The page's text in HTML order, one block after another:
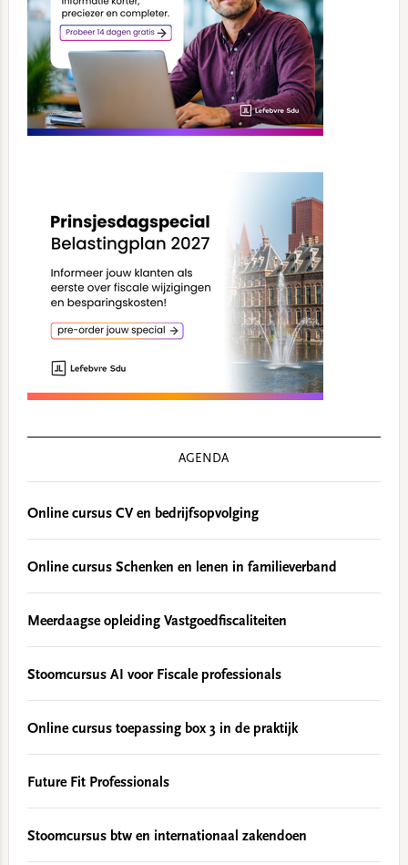
AGENDA
Online cursus CV en bedrijfsopvolging
Online cursus Schenken en lenen in familieverband
Meerdaagse opleiding Vastgoedfiscaliteiten
Stoomcursus AI voor Fiscale professionals
Online cursus toepassing box 3 in de praktijk
Future Fit Professionals
Stoomcursus btw en internationaal zakendoen